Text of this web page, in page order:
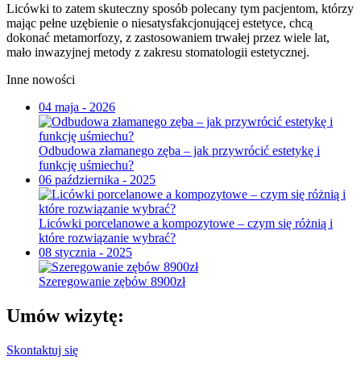
Licówki to zatem skuteczny sposób polecany tym pacjentom, którzy
mając pełne uzębienie o niesatysfakcjonującej estetyce, chcą
dokonać metamorfozy, z zastosowaniem trwałej przez wiele lat,
mało inwazyjnej metody z zakresu stomatologii estetycznej.
Inne nowości
04 maja - 2026
Odbudowa złamanego zęba – jak przywrócić estetykę i
funkcję uśmiechu?
06 października - 2025
Licówki porcelanowe a kompozytowe – czym się różnią i
które rozwiązanie wybrać?
08 stycznia - 2025
Szeregowanie zębów 8900zł
Umów wizytę:
Skontaktuj się